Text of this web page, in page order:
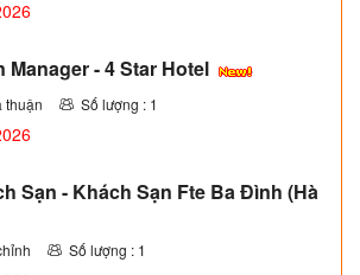
Manager - 4 Star Hotel
thuận Số lượng : 1
Sạn - Khách Sạn Fte Ba Đình (Hà
Số lượng : 1